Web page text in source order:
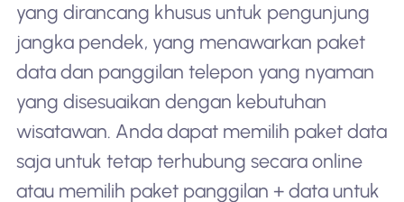
yang dirancang khusus untuk pengunjung
jangka pendek, yang menawarkan paket
data dan panggilan telepon yang nyaman
yang disesuaikan dengan kebutuhan
wisatawan. Anda dapat memilih paket data
saja untuk tetap terhubung secara online
atau memilih paket panggilan + data untuk